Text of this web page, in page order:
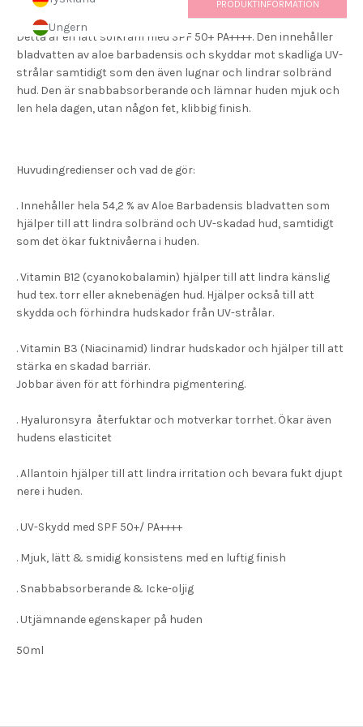
Ungern
FÖRSIKTIGHETSÅTGÄRDER PRODUKTINFORMATION
Detta är en lätt solkräm med SPF 50+ PA++++. Den innehåller
bladvatten av aloe barbadensis och skyddar mot skadliga UV-
strålar samtidigt som den även lugnar och lindrar solbränd
hud. Den är snabbabsorberande och lämnar huden mjuk och
len hela dagen, utan någon fet, klibbig finish.
Huvudingredienser och vad de gör:
. Innehåller hela 54,2 % av Aloe Barbadensis bladvatten som
hjälper till att lindra solbränd och UV-skadad hud, samtidigt
som det ökar fuktnivåerna i huden.
. Vitamin B12 (cyanokobalamin) hjälper till att lindra känslig
hud tex. torr eller aknebenägen hud. Hjälper också till att
skydda och förhindra hudskador från UV-strålar.
. Vitamin B3 (Niacinamid) lindrar hudskador och hjälper till att
stärka en skadad barriär.
Jobbar även för att förhindra pigmentering.
. Hyaluronsyra återfuktar och motverkartorrhet. Ökar även
hudens elasticitet
. Allantoin hjälper till att lindra irritation och bevara fukt djupt
nere i huden.
.UV-Skydd med SPF 50+/ PA++++
. Mjuk, lätt & smidig konsistens med en luftig finish
. Snabbabsorberande & Icke-oljig
. Utjämnande egenskaper på huden
50ml